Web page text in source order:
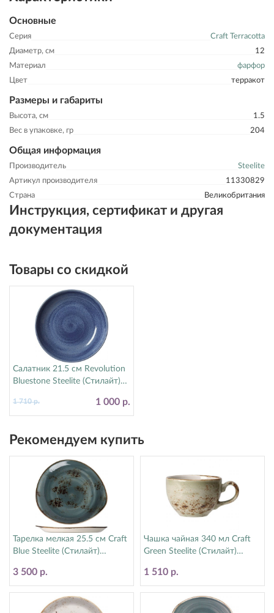
Основные
Серия
Craft Terracotta
Диаметр, см
12
Материал
фарфор
Цвет
терракот
Размеры и габариты
Высота, см
1.5
Вес в упаковке, гр
204
Общая информация
Производитель
Steelite
Артикул производителя
11330829
Страна
Великобритания
Инструкция, сертификат и другая
документация
Товары со скидкой
Салатник 21.5 см Revolution
Bluestone Steelite (Стилайт)
1 000 р.
1 710 р.
Рекомендуем купить
Тарелка мелкая 25.5 см Craft
Blue Steelite (Стилайт)
3 500 р.
Чашка чайная 340 мл Craft
Green Steelite (Стилайт)
1 510 р.